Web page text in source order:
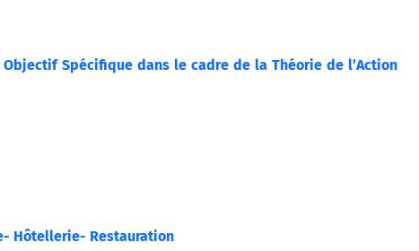
Spécifique dans le cadre de la Théorie de l’Action
Hôtellerie- Restauration